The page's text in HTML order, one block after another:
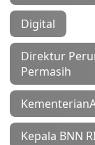
Digital
Direktur
Permasih
Kepala BNN